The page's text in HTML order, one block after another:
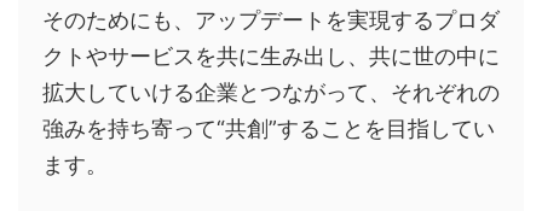
そのためにも、 アップデートを実現するプロダ
クトやサービスを共に生み出し、共に世の中に
拡大していける企業とつながって、それぞれの
強みを持ち寄って“共創”することを目指してい
ます。